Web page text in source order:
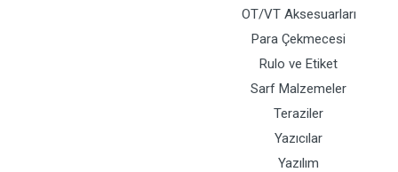
OT/VT Aksesuarları
Para Çekmecesi
Rulo ve Etiket
Sarf Malzemeler
Teraziler
Yazıcılar
Yazılım